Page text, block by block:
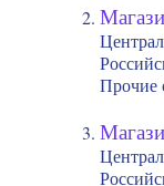
Прочие